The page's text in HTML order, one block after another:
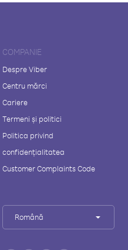
COMPANIE
Despre Viber
Centru mărci
Cariere
Termeni și politici
Politica privind
confidențialitatea
Customer Complaints Code
Română